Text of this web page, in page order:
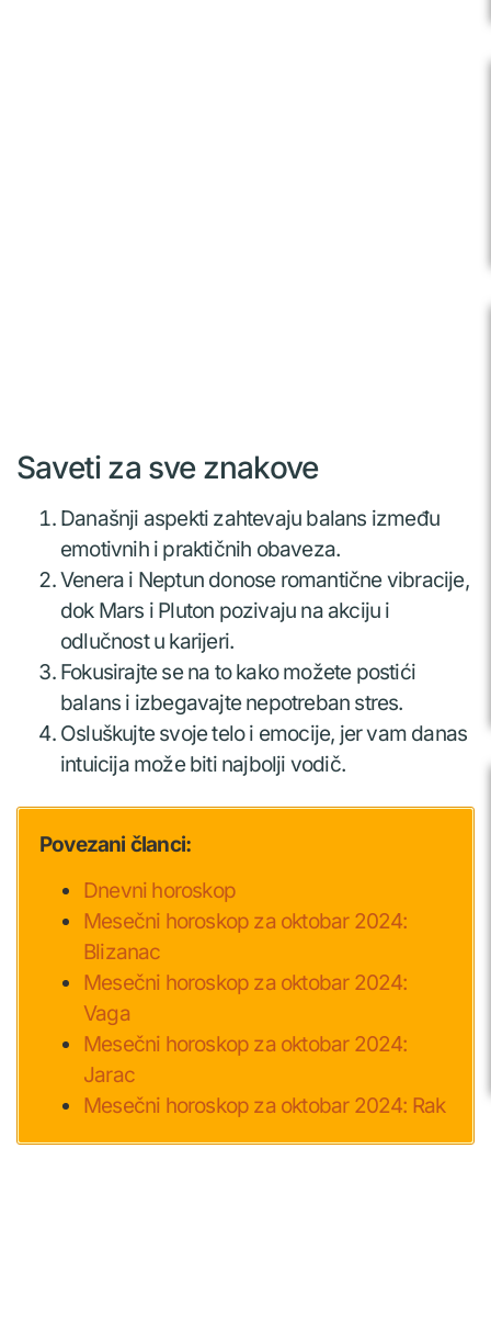
Saveti za sve znakove
Današnji aspekti zahtevaju balans između
emotivnih i praktičnih obaveza.
Venera i Neptun donose romantične vibracije,
dok Mars i Pluton pozivaju na akciju i
odlučnost u karijeri.
Fokusirajte se na to kako možete postići
balans i izbegavajte nepotreban stres.
Osluškujte svoje telo i emocije, jer vam danas
intuicija može biti najbolji vodič.
Povezani članci:
Dnevni horoskop
Mesečni horoskop za oktobar 2024:
Blizanac
Mesečni horoskop za oktobar 2024:
Vaga
Mesečni horoskop za oktobar 2024:
Jarac
Mesečni horoskop za oktobar 2024: Rak